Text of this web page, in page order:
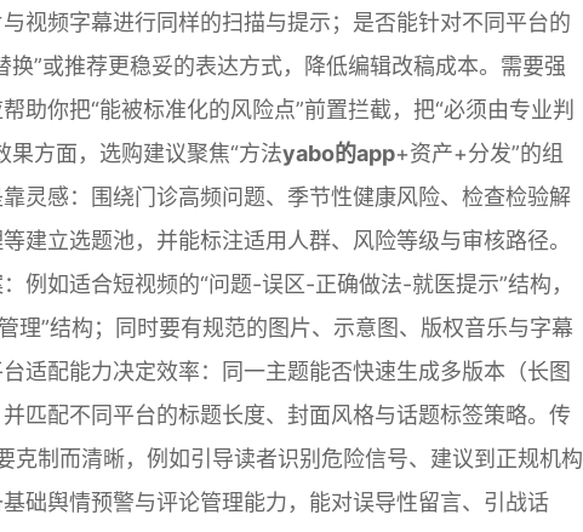
视频字幕进行同样的扫描与提示；是否能针对不同平台的
”或推荐更稳妥的表达方式，降低编辑改稿成本。需要强
助你把“能被标准化的风险点”前置拦截，把“必须由专业判
果方面，选购建议聚焦“方法yabo的app+资产+分发”的组
灵感：围绕门诊高频问题、季节性健康风险、检查检验解
建立选题池，并能标注适用人群、风险等级与审核路径。
例如适合短视频的“问题-误区-正确做法-就医提示”结构，
”结构；同时要有规范的图片、示意图、版权音乐与字幕
适配能力决定效率：同一主题能否快速生成多版本（长图
匹配不同平台的标题长度、封面风格与话题标签策略。传
克制而清晰，例如引导读者识别危险信号、建议到正规机构
础舆情预警与评论管理能力，能对误导性留言、引战话